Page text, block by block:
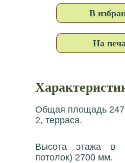
В
На
Общая площадь
2, терраса.
Высота этажа в
потолок) 2700 мм.